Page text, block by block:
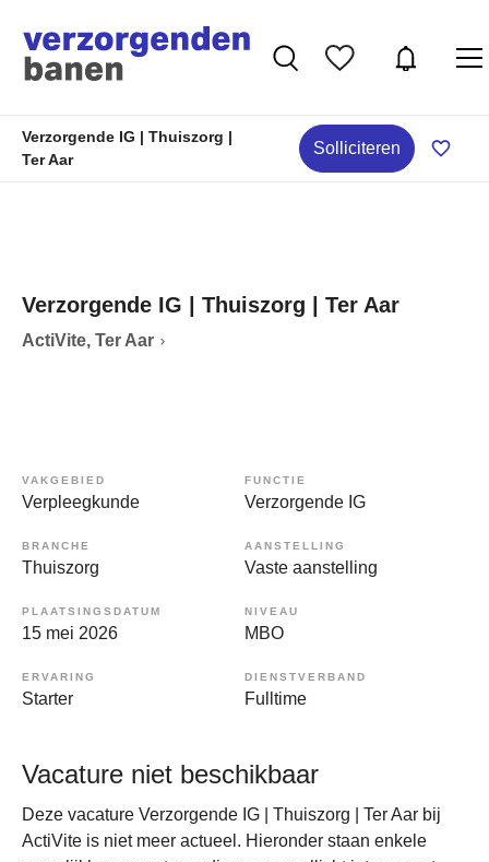
Verzorgende IG | Thuiszorg |
Ter Aar
Solliciteren
Verzorgende IG | Thuiszorg | Ter Aar
ActiVite, Ter Aar
VAKGEBIED
Verpleegkunde
FUNCTIE
Verzorgende IG
BRANCHE
Thuiszorg
AANSTELLING
Vaste aanstelling
PLAATSINGSDATUM
15 mei 2026
NIVEAU
MBO
ERVARING
Starter
DIENSTVERBAND
Fulltime
Vacature niet beschikbaar
Deze vacature Verzorgende IG | Thuiszorg | Ter Aar bij
ActiVite is niet meer actueel. Hieronder staan enkele